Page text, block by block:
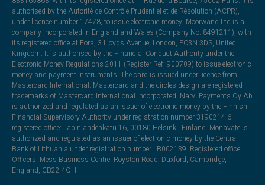
authorised by the Autorité de Contrôle Prudentiel et de Résolution (ACPR),
under licence number 17478, to issue electronic money. Moorwand Ltd is a
company incorporated in England and Wales (Company No. 8491211), with
its registered office at Fora, 3 Lloyds Avenue, London, EC3N 3DS, United
Kingdom. It is authorised by the Financial Conduct Authority under the
Electronic Money Regulations 2011 (Register Ref: 900709) to issue electronic
money and payment instruments. The card is issued under licence from
Mastercard International. Mastercard and the circles design are registered
trademarks of Mastercard International Incorporated. Narvi Payments Oy Ab
is authorized and regulated as an issuer of electronic money by the Finnish
Financial Supervisory Authority under registration number 3190214-6—
registered office: Lapinlahdenkatu 16, 00180 Helsinki, Finland. Monavate is
authorized and regulated as an issuer of electronic money by the Central
Bank of Lithuania under registration number LB002139. Registered office:
Officers' Mess Business Centre, Royston Road, Duxford, Cambridge,
England, CB22 4QH.